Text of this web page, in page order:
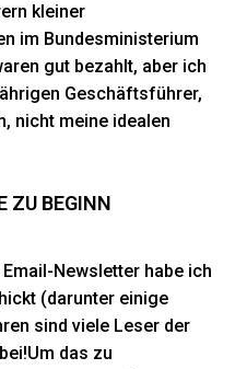
kleiner
im Bundesministerium
gut bezahlt, aber ich
Geschäftsführer,
nicht meine idealen
ZU BEGINN
Newsletter habe ich
(darunter einige
sind viele Leser der
das zu